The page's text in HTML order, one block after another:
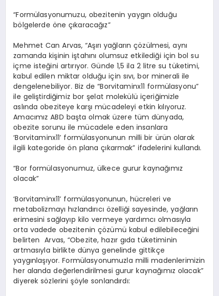
“Formülasyonumuzu, obezitenin yaygın olduğu
bölgelerde öne çıkaracağız”
Mehmet Can Arvas, “Aşırı yağların çözülmesi, aynı
zamanda kişinin iştahını olumsuz etkilediği için bol su
içme isteğini artırıyor. Günde 1,5 ila 2 litre su tüketimi,
kabul edilen miktar olduğu için sıvı, bor minerali ile
dengelenebiliyor. Biz de “Borvitaminx11 formülasyonu”
ile geliştirdiğimiz bor şelat molekülü içeriğimizle
aslında obeziteye karşı mücadeleyi etkin kılıyoruz.
Amacımız ABD başta olmak üzere tüm dünyada,
obezite sorunu ile mücadele eden insanlara
‘Borvitaminx11’ formülasyonunun milli bir ürün olarak
ilgili kategoride ön plana çıkarmak” ifadelerini kullandı.
“Bor formülasyonumuz, ülkece gurur kaynağımız
olacak”
‘Borvitaminx11’ formülasyonunun, hücreleri ve
metabolizmayı hızlandırıcı özelliği sayesinde, yağların
erimesini sağlayıp kilo vermeye yardımcı olmasıyla
orta vadede obezitenin çözümü kabul edilebileceğini
belirten Arvas, “Obezite, hazır gıda tüketiminin
artmasıyla birlikte dünya genelinde gittikçe
yaygınlaşıyor. Formülasyonumuzla milli madenlerimizin
her alanda değerlendirilmesi gurur kaynağımız olacak”
diyerek sözlerini şöyle sonlandırdı: